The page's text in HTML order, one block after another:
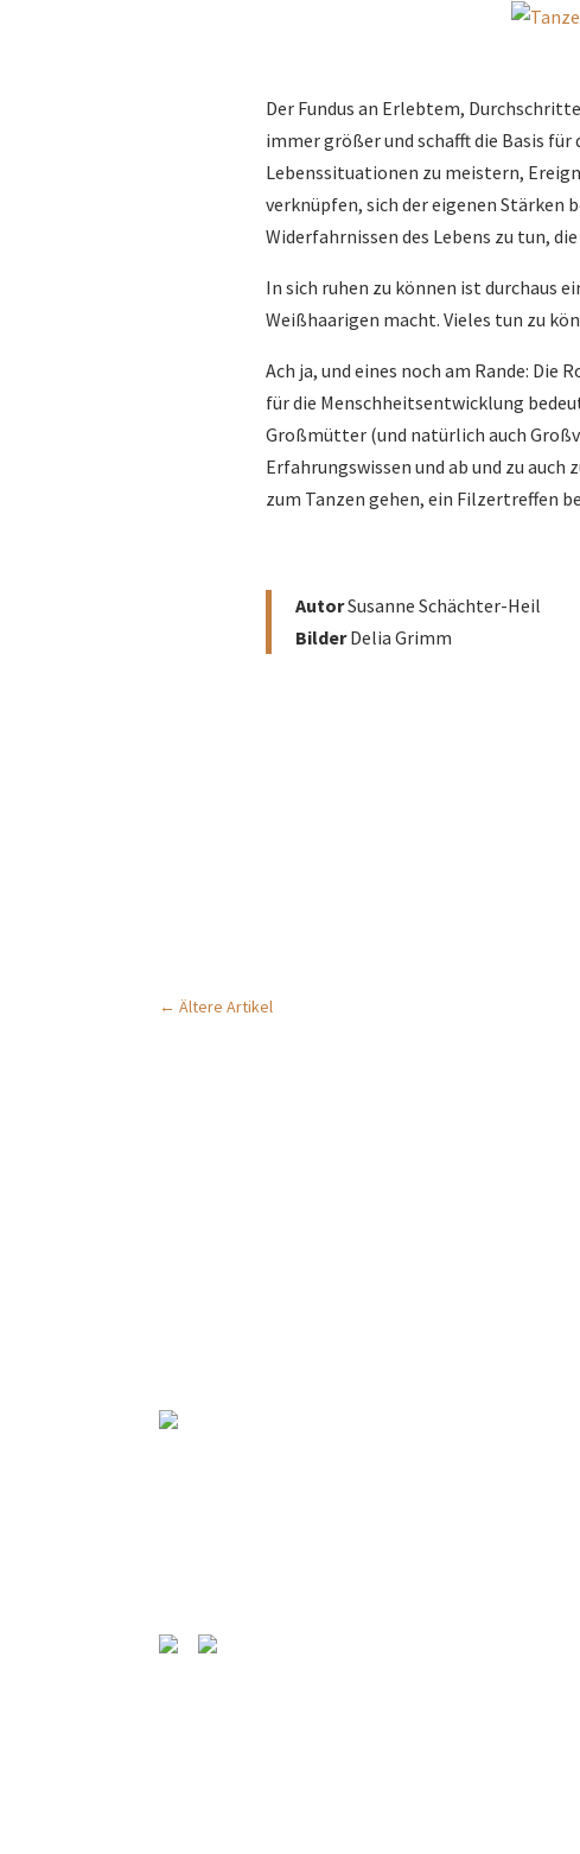
Der Fundus an Erlebtem,
immer größer und schafft die Basis für
Lebenssituationen zu meistern,
verknüpfen, sich der eigenen Stärken
Widerfahrnissen des Lebens zu tun,
In sich ruhen zu können ist durchaus
Weißhaarigen macht. Vieles tun zu
Ach ja, und eines noch am Rande:
für die Menschheitsentwicklung
Großmütter (und natürlich auch
Erfahrungswissen und ab und zu
zum Tanzen gehen, ein Filzertreffen
AutorSusanne Schächter-Heil
BilderDelia Grimm
←Ältere Artikel